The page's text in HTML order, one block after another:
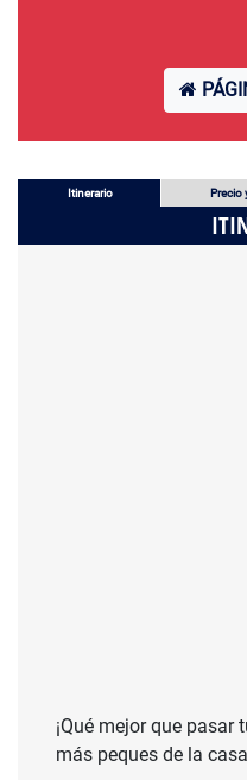
Itinerario Precio
¡Qué mejor que
más peques de la